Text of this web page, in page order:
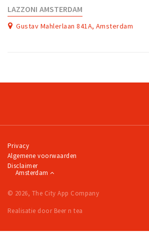
LAZZONI AMSTERDAM
Gustav Mahlerlaan 841A, Amsterdam
Privacy
Algemene voorwaarden
Disclaimer
Amsterdam
© 2026, The City App Company
Realisatie door Beer n tea